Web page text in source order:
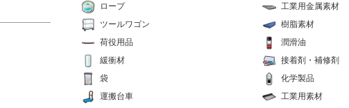
ロープ
ツールワゴン
荷役用品
緩衝材
袋
運搬台車
工業用金属素材
樹脂素材
潤滑油
接着剤・補修剤
化学製品
工業用素材